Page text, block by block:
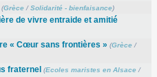
(Grèce/Solidarité - bienfaisance)
de vivre entraide et amitié
« Cœur sans frontières » (Grèce/
fraternel (Ecoles maristes en Alsace/